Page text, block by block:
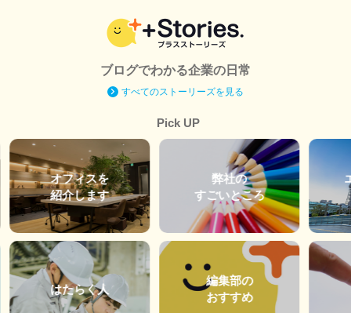
ブログでわかる企業の日常
すべてのストーリーズを見る
Pick UP
オフィスを
紹介します
はたらく人
弊社の
すごいところ
編集部の
おすすめ